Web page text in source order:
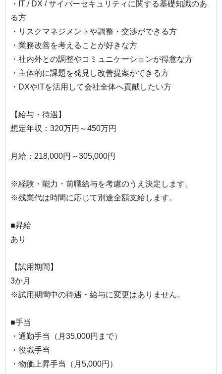
・IT / DX / サイバーセキュリティに関する基礎知識のあ
る方
・リスクマネジメントや調整・交渉ができる方
・業務改善を考えることが好きな方
・社内外との調整やコミュニケーションが得意な方
・主体的に課題を発見し改善提案ができる方
・DXやITを活用して会社全体へ貢献したい方
【給与・待遇】
想定年収：320万円～450万円
月給：218,000円～305,000円
※経験・能力・前職給与を考慮のうえ決定します。
※残業代は時間に応じて別途全額支給します。
■昇給
あり
【試用期間】
3か月
※試用期間中の待遇・給与に変更はありません。
■手当
・通勤手当（月35,000円まで）
・役職手当
・物価上昇手当（月5,000円）